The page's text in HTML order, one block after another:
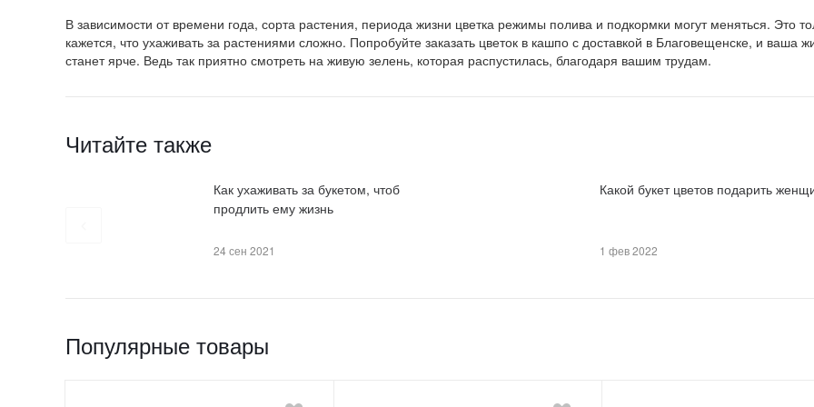
В зависимости от времени года, сорта растения, периода жизни цветка режимы полива и подкормки могут меняться. Это
кажется, что ухаживать за растениями сложно. Попробуйте заказать цветок в кашпо с доставкой в Благовещенске, и ваша
станет ярче. Ведь так приятно смотреть на живую зелень, которая распустилась, благодаря вашим трудам.
Читайте также
Как ухаживать за букетом, чтоб
продлить ему жизнь
24 сен 2021
Какой букет цветов подарить
1 фев 2022
Популярные товары